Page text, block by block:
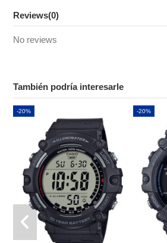
Reviews(0)
No reviews
También podría interesarle
-20% -20%